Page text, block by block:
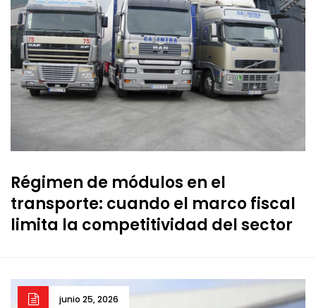
Régimen de módulos en el
transporte: cuando el marco fiscal
limita la competitividad del sector
junio 25, 2026